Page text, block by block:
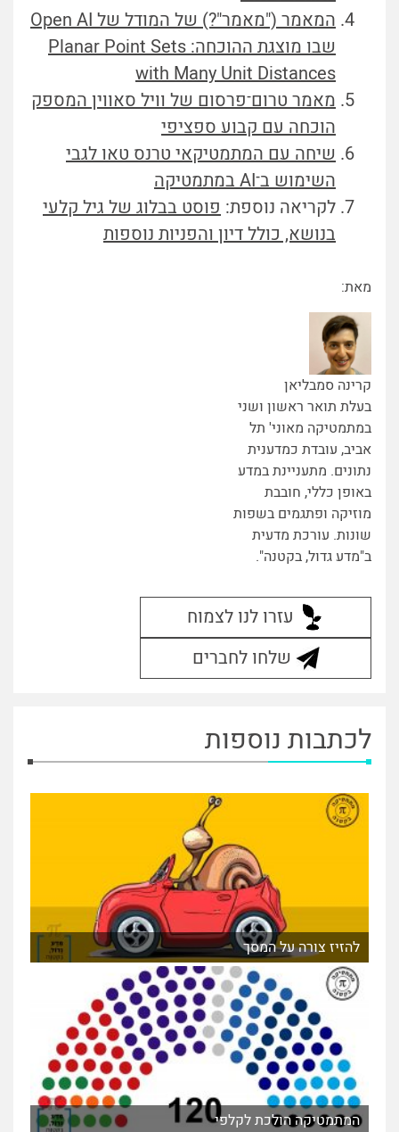
המאמר ("מאמר"?) של המודל של Open AI
שבו מוצגת ההוכחה: Planar Point Sets
with Many Unit Distances
מאמר טרום־פרסום של וויל סאווין המספק
הוכחה עם קבוע ספציפי
שיחה עם המתמטיקאי טרנס טאו לגבי
השימוש ב־AI במתמטיקה
לקריאה נוספת: פוסט בבלוג של גיל קלעי
בנושא, כולל דיון והפניות נוספות
מאת:
קרינה סמבליאן
בעלת תואר ראשון ושני
במתמטיקה מאוני' תל
אביב, עובדת כמדענית
נתונים. מתעניינת במדע
באופן כללי, חובבת
מוזיקה ופתגמים בשפות
שונות. עורכת מדעית
ב"מדע גדול, בקטנה".
עזרו לנו לצמוח
שלחו לחברים
לכתבות נוספות
להזיז צורה על המסך
המתמטיקה הולכת לקלפי